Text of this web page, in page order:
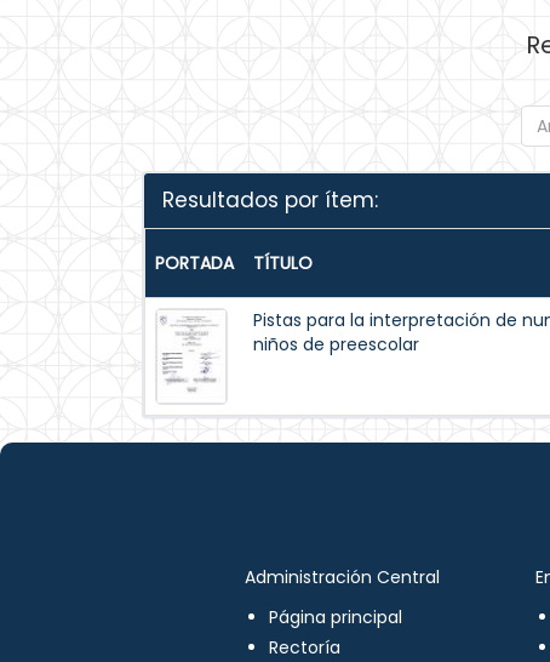
Resultados por ítem:
PORTADA TÍTULO
Pistas para la interpretación de
niños de preescolar
Administración Central
Página principal
Rectoría